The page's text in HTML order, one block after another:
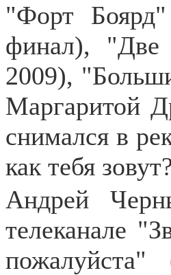
"Форт
финал), "Две
2009),
Маргаритой
снимался в
как тебя
Андрей
телеканале